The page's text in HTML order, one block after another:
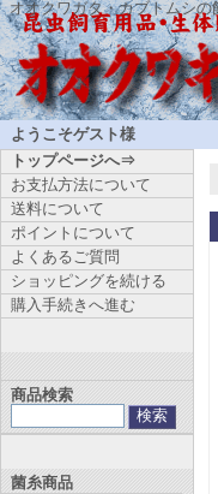
オオクワガタ・カブトムシの
ようこそゲスト様
トップページへ⇒
お支払方法について
送料について
ポイントについて
よくあるご質問
ショッピングを続ける
購入手続きへ進む
商品検索
菌糸商品